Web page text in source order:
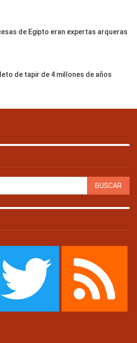
de Egipto eran expertas arqueras
de tapir de 4 millones de años